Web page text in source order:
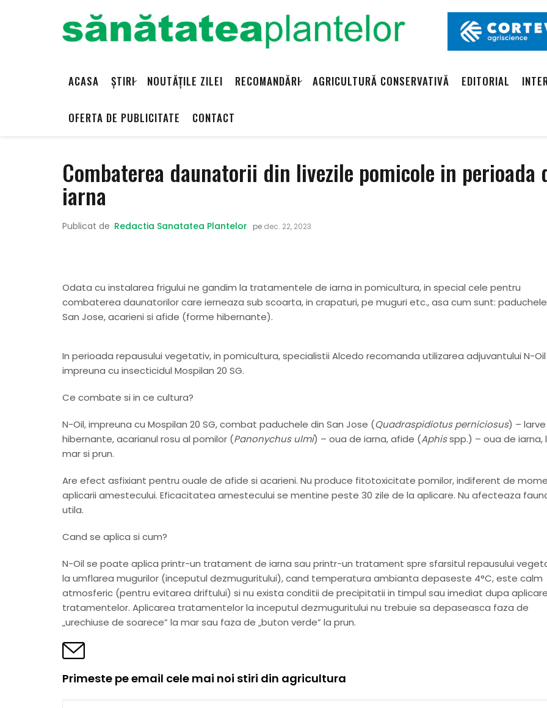
ACASA ȘTIRI NOUTĂȚILE ZILEI RECOMANDĂRI AGRICULTURĂ CONSERVATIVĂ EDITORIAL
OFERTA DE PUBLICITATE CONTACT
Combaterea daunatorii din livezile pomicole in perioada
iarna
Publicat de Redactia Sanatatea Plantelor pe dec. 22, 2023
Odata cu instalarea frigului ne gandim la tratamentele de iarna in pomicultura, in special cele pentru
combaterea daunatorilor care ierneaza sub scoarta, in crapaturi, pe muguri etc., asa cum sunt:
San Jose, acarieni si afide (forme hibernante).
In perioada repausului vegetativ, in pomicultura, specialistii Alcedo recomanda utilizarea adjuvantului N-Oil
impreuna cu insecticidul Mospilan 20 SG.
Ce combate si in ce cultura?
N-Oil, impreuna cu Mospilan 20 SG, combat paduchele din San Jose (Quadraspidiotus perniciosus) – larve
hibernante, acarianul rosu al pomilor (Panonychus ulmi) – oua de iarna, afide (Aphisspp.) – oua de iarna,
mar si prun.
Are efect asfixiant pentru ouale de afide si acarieni. Nu produce fitotoxicitate pomilor, indiferent de
aplicarii amestecului. Eficacitatea amestecului se mentine peste 30 zile de la aplicare. Nu afecteaza
utila.
Cand se aplica si cum?
N-Oil se poate aplica printr-un tratament de iarna sau printr-un tratament spre sfarsitul repausului
la umflarea mugurilor (inceputul dezmuguritului), cand temperatura ambianta depaseste 4°C, este calm
atmosferic (pentru evitarea driftului) si nu exista conditii de precipitatii in timpul sau imediat dupa
tratamentelor. Aplicarea tratamentelor la inceputul dezmuguritului nu trebuie sa depaseasca faza de
„urechiuse de soarece” la mar sau faza de „buton verde” la prun.
Primeste pe email cele mai noi stiri din agricultura